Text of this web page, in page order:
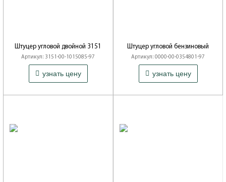
Штуцер угловой двойной 3151
Артикул: 3151-00-1015085-97
Производитель: ОАО УАЗ
217 ₽узнать цену
Штуцер угловой бензиновый
Артикул: 0000-00-0354801-97
Производитель: ИП Мизин
(Ульяновск)
64 ₽узнать цену